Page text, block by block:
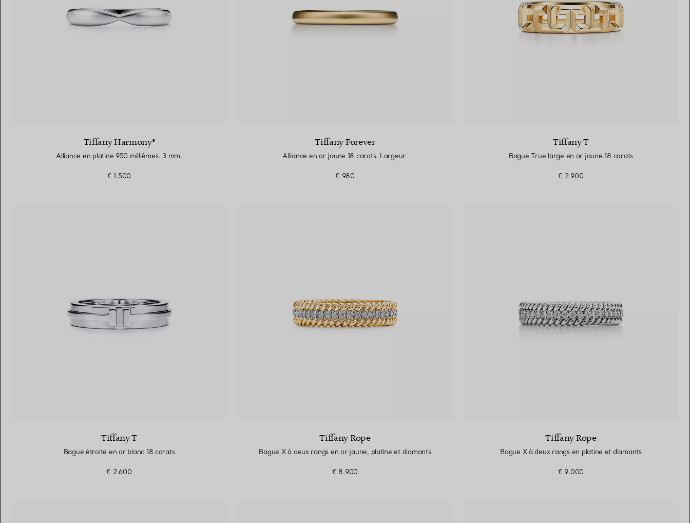
Tiffany Harmony®
Alliance en platine 950 millièmes. 3 mm.
€ 1.500
Tiffany Forever
Alliance en or jaune 18 carats. Largeur
€ 980
Tiffany T
Bague True large en or jaune 18 carats
€ 2.900
Tiffany T
Bague étroite en or blanc 18 carats
€ 2.600
Tiffany Rope
Bague X à deux rangs en or jaune, platine et diamants
€ 8.900
Tiffany Rope
Bague X à deux rangs en platine et diamants
€ 9.000